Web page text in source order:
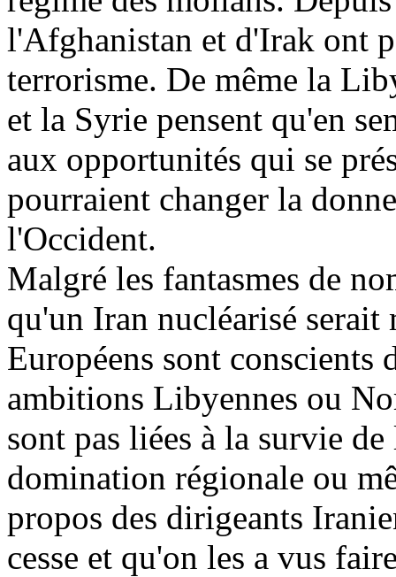
l'Afghanistan et d'Irak ont
terrorisme. De même la
et la Syrie pensent qu'en
aux opportunités qui se
pourraient changer la
l'Occident.
Malgré les fantasmes de
qu'un Iran nucléarisé
Européens sont conscients
ambitions Libyennes ou
sont pas liées à la survie
domination régionale ou
propos des dirigeants
cesse et qu'on les a vus